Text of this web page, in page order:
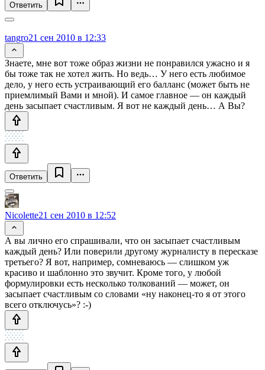
Ответить
tangro21 сен 2010 в 12:33
Знаете, мне вот тоже образ жизни не понравился ужасно и я
бы тоже так не хотел жить. Но ведь… У него есть любимое
дело, у него есть устраивающий его балланс (может быть не
приемлимый Вами и мной). И самое главное — он каждый
день засыпает счастливым. Я вот не каждый день… А Вы?
Ответить
Nicolette21 сен 2010 в 12:52
А вы лично его спрашивали, что он засыпает счастливым
каждый день? Или поверили другому журналисту в пересказе
третьего? Я вот, например, сомневаюсь — слишком уж
красиво и шаблонно это звучит. Кроме того, у любой
формулировки есть несколько толкований — может, он
засыпает счастливым со словами «ну наконец-то я от этого
всего отключусь»? :-)